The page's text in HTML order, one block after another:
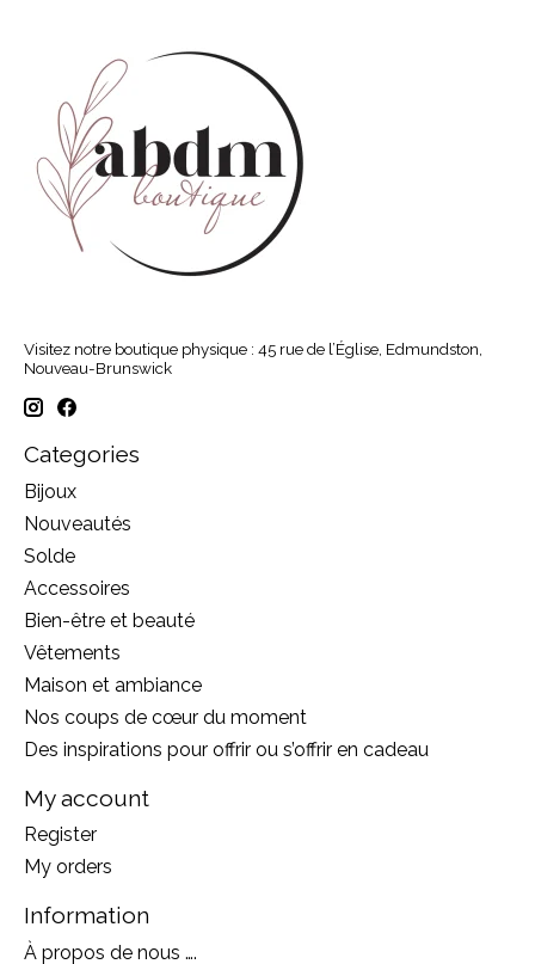
Visitez notre boutique physique : 45 rue de l’Église, Edmundston,
Nouveau-Brunswick
Categories
Bijoux
Nouveautés
Solde
Accessoires
Bien-être et beauté
Vêtements
Maison et ambiance
Nos coups de cœur du moment
Des inspirations pour offrir ou s’offrir en cadeau
My account
Register
My orders
Information
À propos de nous ….